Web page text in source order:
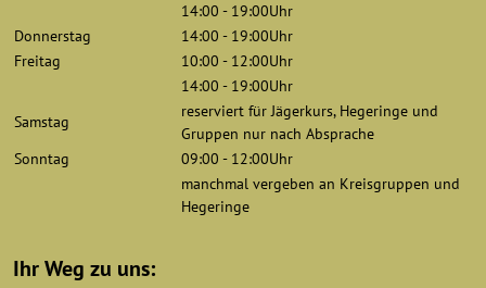
14:00 - 19:00Uhr
Donnerstag
14:00 - 19:00Uhr
Freitag
10:00 - 12:00Uhr
14:00 - 19:00Uhr
Samstag
reserviert für Jägerkurs, Hegeringe und
Gruppen nur nach Absprache
Sonntag
09:00 - 12:00Uhr
manchmal vergeben an Kreisgruppen und
Hegeringe
Ihr Weg zu uns: